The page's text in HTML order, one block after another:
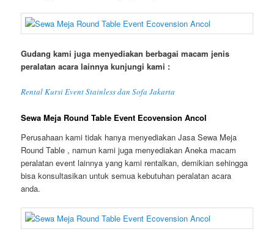
Gudang kami juga menyediakan berbagai macam jenis
peralatan acara lainnya kunjungi kami :
Rental Kursi Event Stainless dan Sofa Jakarta
Sewa Meja Round Table Event Ecovension Ancol
Perusahaan kami tidak hanya menyediakan Jasa Sewa Meja
Round Table , namun kami juga menyediakan Aneka macam
peralatan event lainnya yang kami rentalkan, demikian sehingga
bisa konsultasikan untuk semua kebutuhan peralatan acara
anda.